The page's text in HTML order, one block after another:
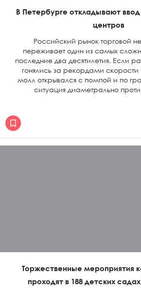
В Петербурге откладывают
центров
Российский рынок торговой
переживает один из самых
последние два десятилетия. Если
гонялись за рекордами
молл открывался с помпой и по
ситуация диаметрально
Торжественные мероприятия
проходят в 188 детских